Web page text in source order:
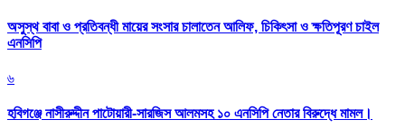
অসুস্থ বাবা ও প্রতিবন্ধী মায়ের সংসার চালাতেন আলিফ, চিকিৎসা ও ক্ষতিপূরণ চাইল
এনসিপি
৬
হবিগঞ্জে নাসীরুদ্দীন পাটোয়ারী-সারজিস আলমসহ ১০ এনসিপি নেতার বিরুদ্ধে মামল।